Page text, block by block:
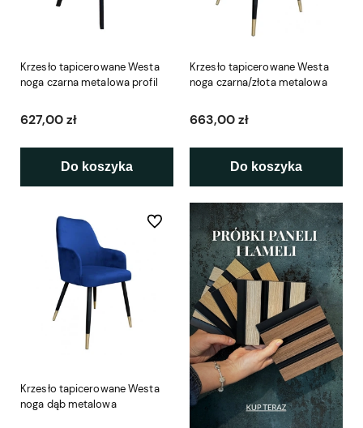
Krzesło tapicerowane Westa
noga czarna metalowa profil
627,00 zł
Do koszyka
Krzesło tapicerowane Westa
noga czarna/złota metalowa
663,00 zł
Do koszyka
Krzesło tapicerowane Westa
noga dąb metalowa
Do ulubionych